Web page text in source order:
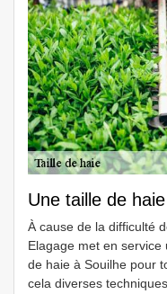
Une taille de
À cause de la difficulté
Elagage met en
de haie à Souilhe pour
cela diverses